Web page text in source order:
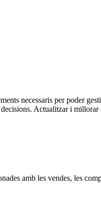
necessaris per poder
Actualitzar i
amb les vendes, les